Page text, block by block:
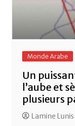
Monde Arabe
Un
l’aube et
plusieurs
Lamine Lunis